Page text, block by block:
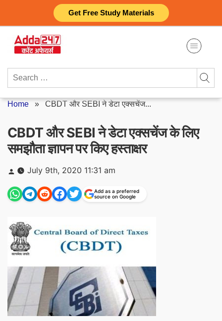
Get Free Study Materials
content
Search
Home » CBDT और SEBI ने डेटा एक्सचेंज...
CBDT और SEBI ने डेटा एक्सचेंज के लिए
समझौता ज्ञापन पर किए हस्ताक्षर
Posted
by
July 9th, 2020 11:31 am
Add as a preferred
source on Google